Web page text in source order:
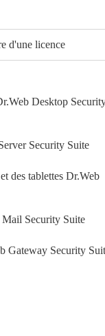
d'une licence
Desktop
Security Suite
des tablettes Dr.Web
Security Suite
Gateway Security